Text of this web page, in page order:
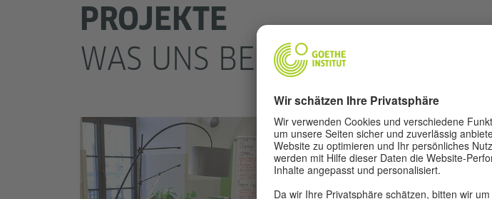
PROJEKTE
WAS UNS BEWEGT